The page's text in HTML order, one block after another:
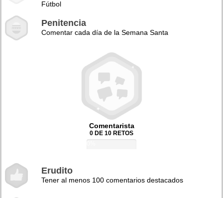
Fútbol
Penitencia
Comentar cada día de la Semana Santa
Comentarista
0 DE 10 RETOS
Erudito
Tener al menos 100 comentarios destacados